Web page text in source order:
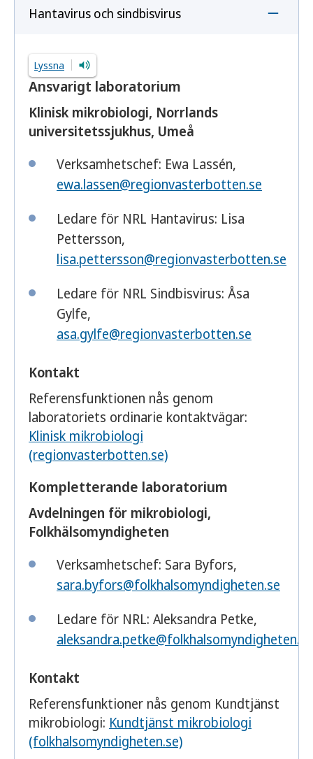
Hantavirus och sindbisvirus
Lyssna
Ansvarigt laboratorium
Klinisk mikrobiologi, Norrlands
universitetssjukhus, Umeå
Verksamhetschef: Ewa Lassén,
ewa.lassen@regionvasterbotten.se
Ledare för NRL Hantavirus: Lisa
Pettersson,
lisa.pettersson@regionvasterbotten.se
Ledare för NRL Sindbisvirus: Åsa
Gylfe,
asa.gylfe@regionvasterbotten.se
Kontakt
Referensfunktionen nås genom
laboratoriets ordinarie kontaktvägar:
Klinisk mikrobiologi
(regionvasterbotten.se)
Kompletterande laboratorium
Avdelningen för mikrobiologi,
Folkhälsomyndigheten
Verksamhetschef: Sara Byfors,
sara.byfors@folkhalsomyndigheten.se
Ledare för NRL: Aleksandra Petke,
aleksandra.petke@folkhalsomyndigheten.se
Kontakt
Referensfunktioner nås genom Kundtjänst
mikrobiologi: Kundtjänst mikrobiologi
(folkhalsomyndigheten.se)